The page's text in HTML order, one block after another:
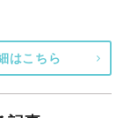
はこちら